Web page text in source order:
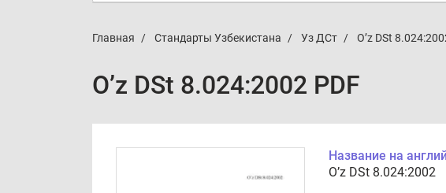
Главная Стандарты Узбекистана Уз ДСт O’z DSt
O’z DSt 8.024:2002 PDF
Название на
O’z DSt 8.024:2002